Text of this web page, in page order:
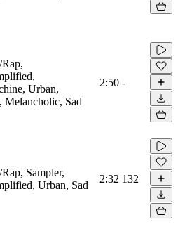
Urban,
Melancholic, Sad
2:50 -
Sampler,
Urban, Sad
2:32 132